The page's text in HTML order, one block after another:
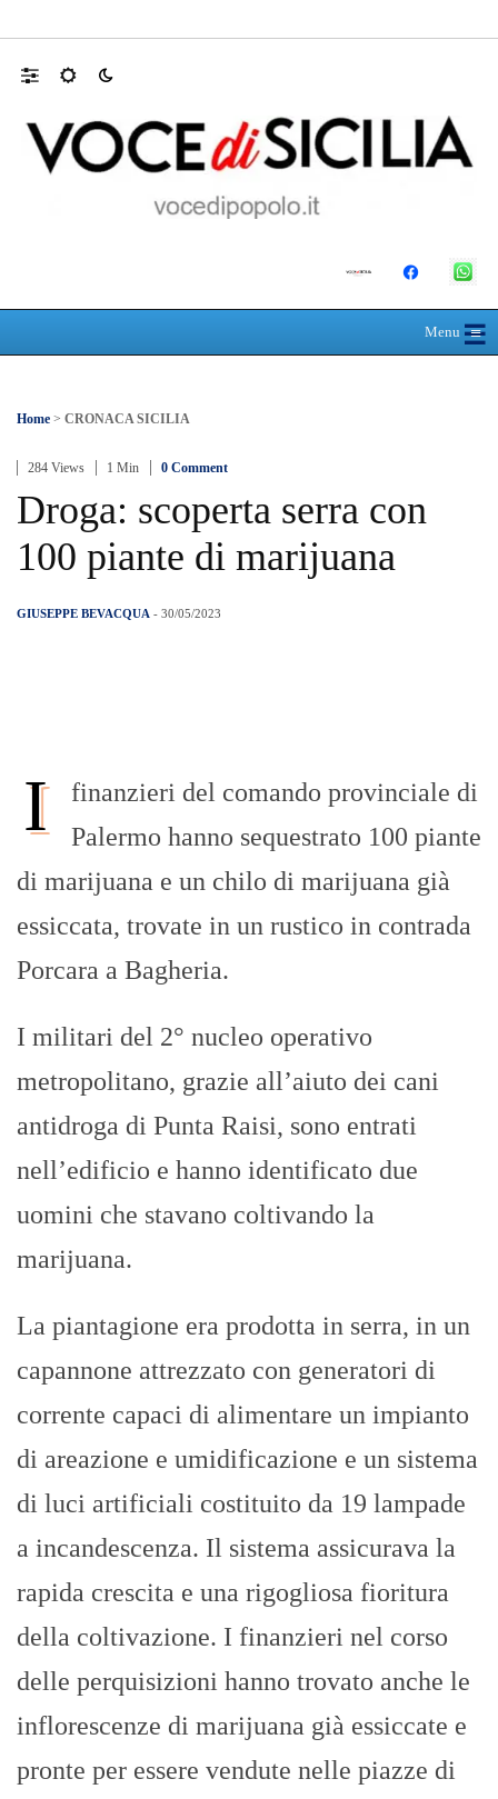
Menu≡
☰
Home > CRONACA SICILIA
284 Views 1 Min 0 Comment
Droga: scoperta serra con
100 piante di marijuana
GIUSEPPE BEVACQUA - 30/05/2023
I
finanzieri del comando provinciale di
Palermo hanno sequestrato 100 piante
di marijuana e un chilo di marijuana già
essiccata, trovate in un rustico in contrada
Porcara a Bagheria.
I militari del 2° nucleo operativo
metropolitano, grazie all’aiuto dei cani
antidroga di Punta Raisi, sono entrati
nell’edificio e hanno identificato due
uomini che stavano coltivando la
marijuana.
La piantagione era prodotta in serra, in un
capannone attrezzato con generatori di
corrente capaci di alimentare un impianto
di areazione e umidificazione e un sistema
di luci artificiali costituito da 19 lampade
a incandescenza. Il sistema assicurava la
rapida crescita e una rigogliosa fioritura
della coltivazione. I finanzieri nel corso
delle perquisizioni hanno trovato anche le
inflorescenze di marijuana già essiccate e
pronte per essere vendute nelle piazze di